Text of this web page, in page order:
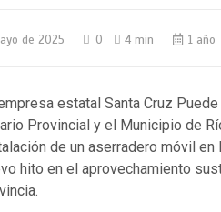
de 2025 0 4 min 1 año
estatal Santa Cruz
Provincial y el Municipio de
de un aserradero móvil en
hito en el aprovechamiento